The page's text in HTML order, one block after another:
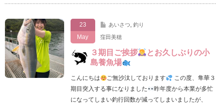
23
May
あいさつ 釣り
窪田美穂
３期目ご挨拶
とお久しぶりの小
島養魚場
こんにちは ご無沙汰しております
この度、隼華３
期目突入する事になりました
昨年度から本業が多忙
になってしまい釣行回数が減ってしまいましたが、